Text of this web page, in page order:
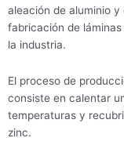
aleación de aluminio
fabricación de
la industria.
El proceso de
consiste en calentar
temperaturas y
zinc.